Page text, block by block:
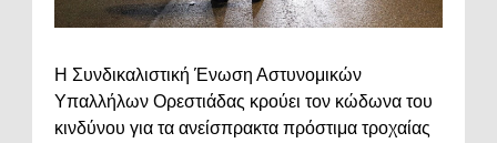
Η Συνδικαλιστική Ένωση Αστυνομικών
Υπαλλήλων Ορεστιάδας κρούει τον κώδωνα του
κινδύνου για τα ανείσπρακτα πρόστιμα τροχαίας